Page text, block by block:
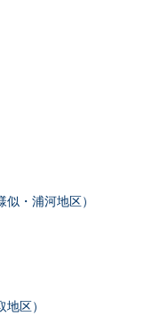
・浦河地区）
区）